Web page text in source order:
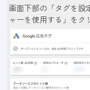
画面下部の「タグを設
ャーを使用する」をク